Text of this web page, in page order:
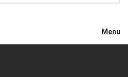
Menu